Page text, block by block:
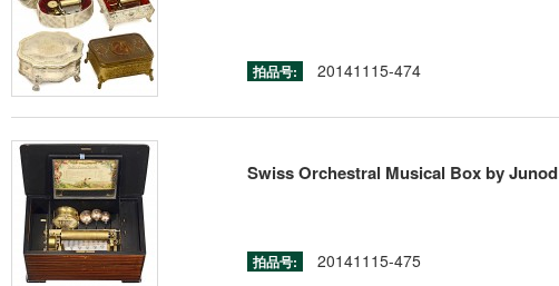
拍品号: 20141115-474
Swiss Orchestral Musical Box by Junod
拍品号: 20141115-475